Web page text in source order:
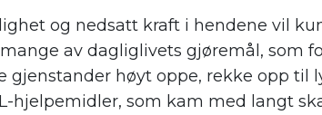
og nedsatt kraft i hendene vil
av dagliglivets gjøremål, som
gjenstander høyt oppe, rekke opp til
hjelpemidler, som kam med langt